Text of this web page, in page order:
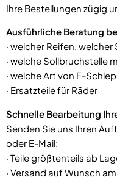
Ihre Bestellungen zügig
Ausführliche Beratung
· welcher Reifen,
· welche Sollbruchstelle
· welche Art von F-
· Ersatzteile für Räder
Schnelle Bearbeitung
Senden Sie uns Ihren
oder E-Mail:
· Teile größtenteils ab
· Versand auf Wunsch